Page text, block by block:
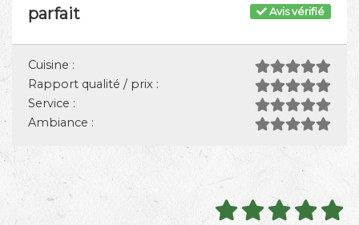
Avis vérifié
parfait
Cuisine :
Rapport qualité / prix :
Service :
Ambiance :